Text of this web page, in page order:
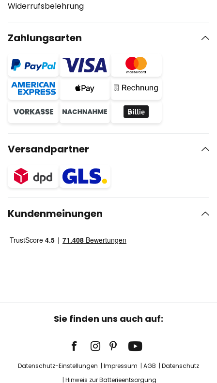
Widerrufsbelehrung
Zahlungsarten
Versandpartner
Kundenmeinungen
Sie finden uns auch auf:
Datenschutz-Einstellungen Impressum AGB
Datenschutz
Hinweis zur Batterieentsorgung